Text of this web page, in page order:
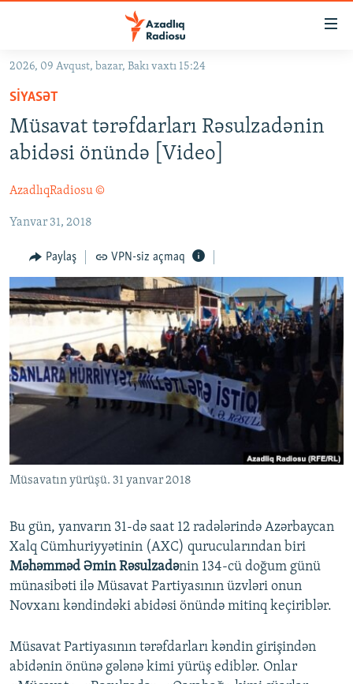
Əsas
qayıt
Əsas
naviqasiyaya
qayıt
Axtarışa
GÜNDƏM
KORRUPSIOMETR
FƏRQƏ BAX
QANUNI DOĞRU
ARAŞDIRMA
MULTIMEDIA
VIDEO
FOTOQALEREYA
İNFOQRAFIKA
KARIKATURA
RADIO ARXIV
OXU ZALI
AZƏRBAYCAN ƏDƏBIYYATI KITABXANASI
İSLAM VƏ DEMOKRATIYA
HAQQIMIZDA
MISSIYAMIZ
PEŞƏ ETIKASI VƏ JURNALISTIKA STANDARTLARIMIZ
BIZIMLƏ ƏLAQƏ
BIZI IZLƏ
2026, 09 Avqust, bazar, Bakı vaxtı 15:24
SIYASƏT
Müsavat tərəfdarları Rəsulzadənin
abidəsi önündə [Video]
AzadlıqRadiosu ©
Yanvar 31, 2018
Paylaş VPN-siz açmaq
Müsavatın yürüşü. 31 yanvar 2018
Bu gün, yanvarın 31-də saat 12 radələrində Azərbaycan
Xalq Cümhuriyyətinin (AXC) qurucularından biri
Məhəmməd Əmin Rəsulzadənin 134-cü doğum günü
münasibəti ilə Müsavat Partiyasının üzvləri onun
Novxanı kəndindəki abidəsi önündə mitinq keçiriblər.
Müsavat Partiyasının tərəfdarları kəndin girişindən
abidənin önünə gələnə kimi yürüş ediblər. Onlar